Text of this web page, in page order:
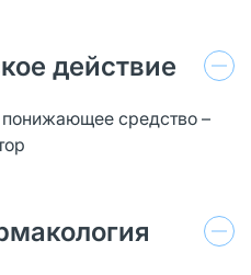
действие
средство –